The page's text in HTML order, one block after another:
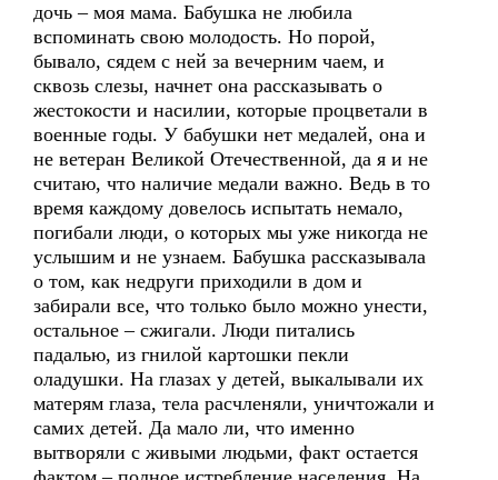
дочь – моя мама. Бабушка не любила
вспоминать свою молодость. Но порой,
бывало, сядем с ней за вечерним чаем, и
сквозь слезы, начнет она рассказывать о
жестокости и насилии, которые процветали в
военные годы. У бабушки нет медалей, она и
не ветеран Великой Отечественной, да я и не
считаю, что наличие медали важно. Ведь в то
время каждому довелось испытать немало,
погибали люди, о которых мы уже никогда не
услышим и не узнаем. Бабушка рассказывала
о том, как недруги приходили в дом и
забирали все, что только было можно унести,
остальное – сжигали. Люди питались
падалью, из гнилой картошки пекли
оладушки. На глазах у детей, выкалывали их
матерям глаза, тела расчленяли, уничтожали и
самих детей. Да мало ли, что именно
вытворяли с живыми людьми, факт остается